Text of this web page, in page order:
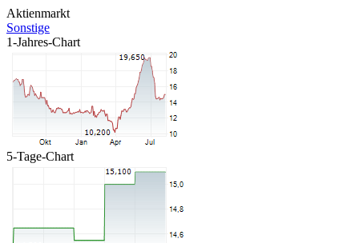
Aktienmarkt
Sonstige
1-Jahres-Chart
5-Tage-Chart